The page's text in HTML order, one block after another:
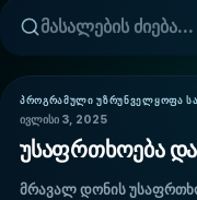
ᲞᲠᲝᲒᲠᲐᲛᲣᲚᲘ ᲣᲖᲠᲣᲜᲕᲔᲚᲧᲝᲤᲐ
ივლისი 3, 2025
უსაფრთხოება
მრავალ დონის